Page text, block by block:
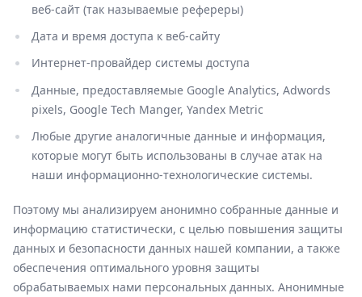
веб-сайт (так называемые рефереры)
Дата и время доступа к веб-сайту
Интернет-провайдер системы доступа
Данные, предоставляемые Google Analytics, Adwords
pixels, Google Tech Manger, Yandex Metric
Любые другие аналогичные данные и информация,
которые могут быть использованы в случае атак на
наши информационно-технологические системы.
Поэтому мы анализируем анонимно собранные данные и
информацию статистически, с целью повышения защиты
данных и безопасности данных нашей компании, а также
обеспечения оптимального уровня защиты
обрабатываемых нами персональных данных. Анонимные